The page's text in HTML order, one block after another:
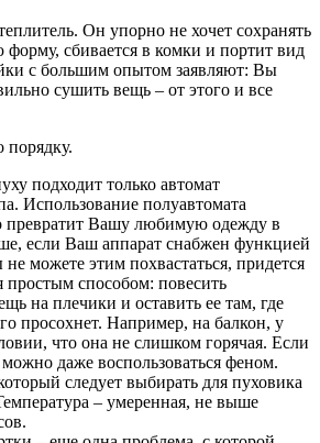
Он упорно не хочет сохранять
сбивается в комки и портит вид
с большим опытом заявляют: Вы
сушить вещь – от этого и все
порядку.
подходит только автомат
Использование полуавтомата
превратит Вашу любимую одежду в
если Ваш аппарат снабжен функцией
можете этим похвастаться, придется
простым способом: повесить
на плечики и оставить ее там, где
просохнет. Например, на балкон, у
что она не слишком горячая. Если
даже воспользоваться феном.
следует выбирать для пуховика
– умеренная, не выше